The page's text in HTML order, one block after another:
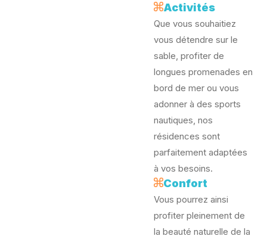
Activités
Que vous souhaitiez
vous détendre sur le
sable, profiter de
longues promenades en
bord de mer ou vous
adonner à des sports
nautiques, nos
résidences sont
parfaitement adaptées
à vos besoins.
Confort
Vous pourrez ainsi
profiter pleinement de
la beauté naturelle de la